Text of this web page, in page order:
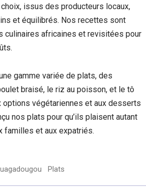
issus des producteurs locaux,
et équilibrés. Nos recettes sont
culinaires africaines et revisitées pour
gamme variée de plats, des
braisé, le riz au poisson, et le tô
options végétariennes et aux desserts
nos plats pour qu’ils plaisent autant
familles et aux expatriés.
Plats